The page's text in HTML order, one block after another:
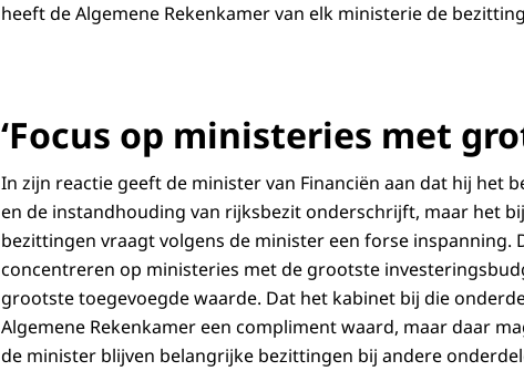
heeft de Algemene Rekenkamer van elk ministerie de
‘Focus op ministeries met
In zijn reactie geeft de minister van Financiën aan dat hij het
en de instandhouding van rijksbezit onderschrijft, maar het
bezittingen vraagt volgens de minister een forse inspanning.
concentreren op ministeries met de grootste
grootste toegevoegde waarde. Dat het kabinet bij die
Algemene Rekenkamer een compliment waard, maar daar
de minister blijven belangrijke bezittingen bij andere